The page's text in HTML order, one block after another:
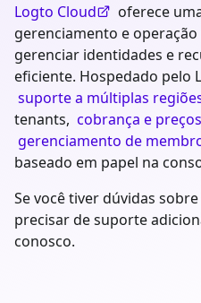
Logto Cloud
oferece
gerenciamento e
gerenciar identidades e
eficiente. Hospedado pelo
suporte a múltiplas
tenants, cobrança e preços
gerenciamento de
baseado em papel na
Se você tiver dúvidas
precisar de suporte
conosco.